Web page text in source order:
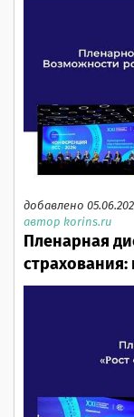
добавлено
автор korins.ru
Пленарная